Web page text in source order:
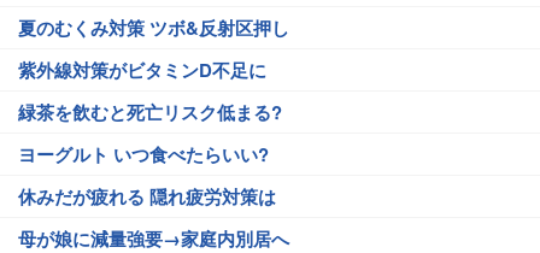
夏のむくみ対策 ツボ&反射区押し
紫外線対策がビタミンD不足に
緑茶を飲むと死亡リスク低まる?
ヨーグルト いつ食べたらいい?
休みだが疲れる 隠れ疲労対策は
母が娘に減量強要→家庭内別居へ